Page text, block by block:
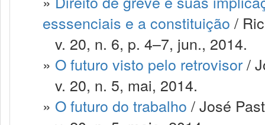
esssenciais e a constituição /
v. 20, n. 6, p. 4–7, jun., 2014.
» O futuro visto pelo retrovisor/
v. 20, n. 5, mai, 2014.
» O futuro do trabalho / José